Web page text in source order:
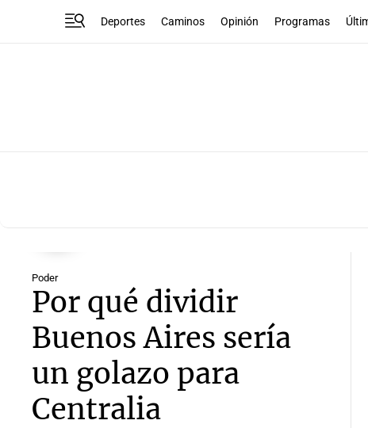
Deportes Caminos Opinión Programas
Poder
Por qué dividir
Buenos Aires sería
un golazo para
Centralia